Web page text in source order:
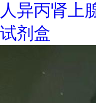
人异丙肾上
试剂盒